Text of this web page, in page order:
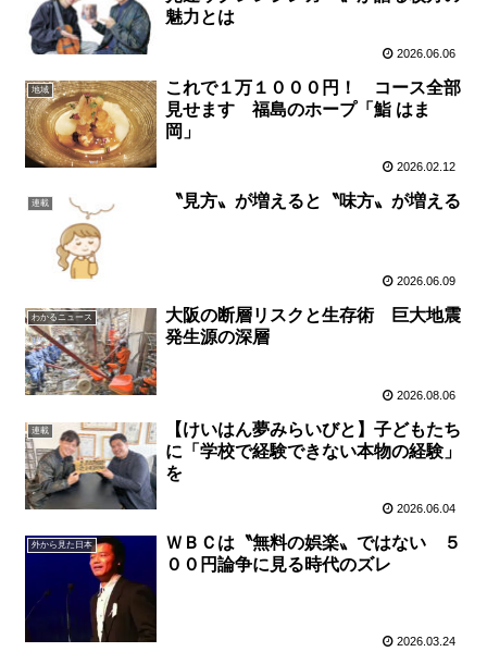
魅力とは
2026.06.06
地域
これで１万１０００円！ コース全部
見せます 福島のホープ「鮨 はま
岡」
2026.02.12
連載 〝見方〟が増えると〝味方〟が増える
2026.06.09
わかるニュース
大阪の断層リスクと生存術 巨大地震
発生源の深層
2026.08.06
連載
【けいはん夢みらいびと】子どもたち
に「学校で経験できない本物の経験」
を
2026.06.04
外から見た日本
ＷＢＣは〝無料の娯楽〟ではない ５
００円論争に見る時代のズレ
2026.03.24